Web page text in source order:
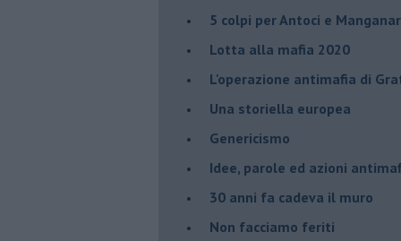
​5 colpi per Antoci e
Lotta alla mafia 2020
L'operazione antimafia di
Una storiella europea
Genericismo
Idee, parole ed azioni
30 anni fa cadeva il muro
Non facciamo feriti